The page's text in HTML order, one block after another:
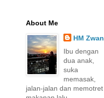
About Me
HM Zwan
Ibu dengan
dua anak,
suka
memasak,
jalan-jalan dan memotret